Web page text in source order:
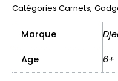
Catégories Carnets,
Marque
Age 6+